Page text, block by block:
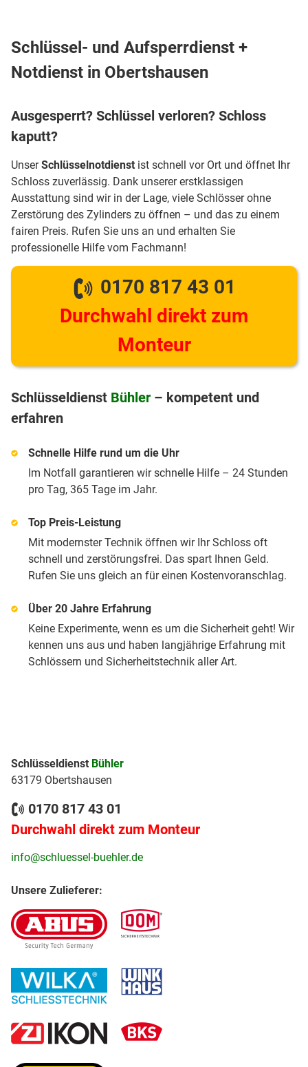
Schlüssel- und Aufsperrdienst +
Notdienst in Obertshausen
Ausgesperrt? Schlüssel verloren? Schloss
kaputt?
UnserSchlüsselnotdienst ist schnell vor Ort und öffnet Ihr
Schloss zuverlässig. Dank unserer erstklassigen
Ausstattung sind wir in der Lage, viele Schlösser ohne
Zerstörung des Zylinders zu öffnen – und das zu einem
fairen Preis. Rufen Sie uns an und erhalten Sie
professionelle Hilfe vom Fachmann!
0170 817 43 01
Durchwahl direkt zum
Monteur
Schlüsseldienst Bühler – kompetent und
erfahren
Schnelle Hilfe rund um die Uhr
Im Notfall garantieren wir schnelle Hilfe – 24 Stunden
pro Tag, 365 Tage im Jahr.
Top Preis-Leistung
Mit modernster Technik öffnen wir Ihr Schloss oft
schnell und zerstörungsfrei. Das spart Ihnen Geld.
Rufen Sie uns gleich an für einen Kostenvoranschlag.
Über 20 Jahre Erfahrung
Keine Experimente, wenn es um die Sicherheit geht! Wir
kennen uns aus und haben langjährige Erfahrung mit
Schlössern und Sicherheitstechnik aller Art.
Schlüsseldienst Bühler
63179 Obertshausen
0170 817 43 01
Durchwahl direkt zum Monteur
info@schluessel-buehler.de
Unsere Zulieferer: